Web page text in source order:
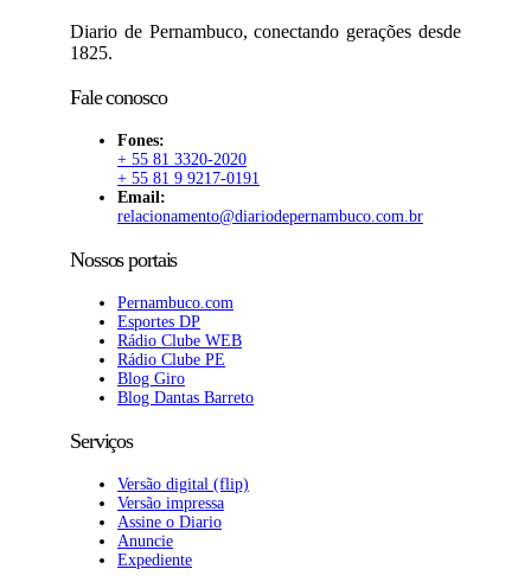
Diario de Pernambuco, conectando gerações desde
1825.
Fale conosco
Fones:
+ 55 81 3320-2020
+ 55 81 9 9217-0191
Email:
relacionamento@diariodepernambuco.com.br
Nossos portais
Pernambuco.com
Esportes DP
Rádio Clube WEB
Rádio Clube PE
Blog Giro
Blog Dantas Barreto
Serviços
Versão digital (flip)
Versão impressa
Assine o Diario
Anuncie
Expediente